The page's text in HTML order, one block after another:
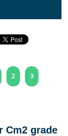
2 3
Cm2 grade